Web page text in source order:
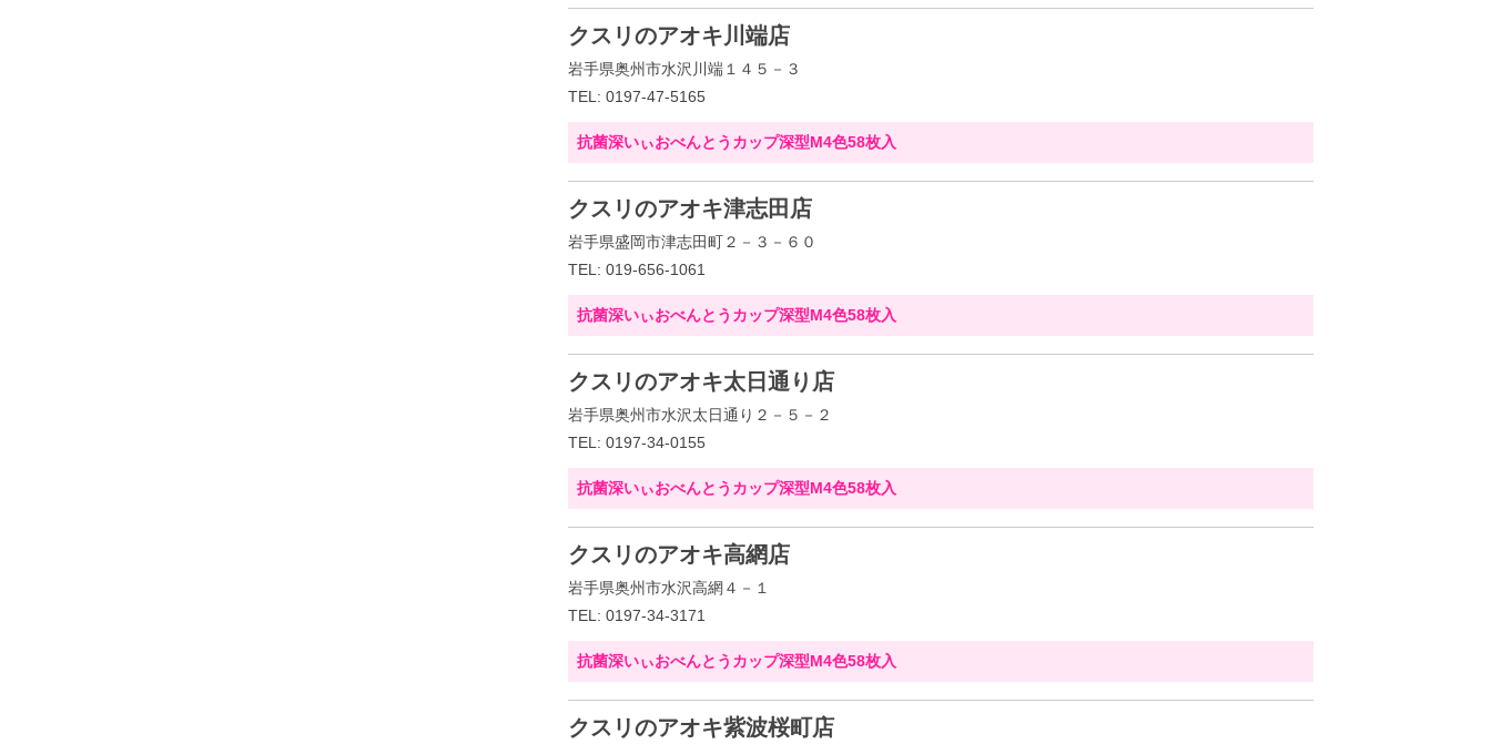
クスリのアオキ川端店
岩手県奥州市水沢川端１４５－３
TEL: 0197-47-5165
抗菌深いぃおべんとうカップ深型M4色58枚入
クスリのアオキ津志田店
岩手県盛岡市津志田町２－３－６０
TEL: 019-656-1061
抗菌深いぃおべんとうカップ深型M4色58枚入
クスリのアオキ太日通り店
岩手県奥州市水沢太日通り２－５－２
TEL: 0197-34-0155
抗菌深いぃおべんとうカップ深型M4色58枚入
クスリのアオキ高網店
岩手県奥州市水沢高網４－１
TEL: 0197-34-3171
抗菌深いぃおべんとうカップ深型M4色58枚入
クスリのアオキ紫波桜町店